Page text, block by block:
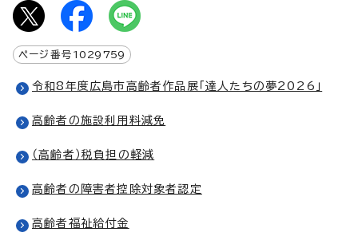
ページ番号 1029759
令和8年度広島市高齢者作品展「達人たちの夢2026」
高齢者の施設利用料減免
（高齢者）税負担の軽減
高齢者の障害者控除対象者認定
高齢者福祉給付金